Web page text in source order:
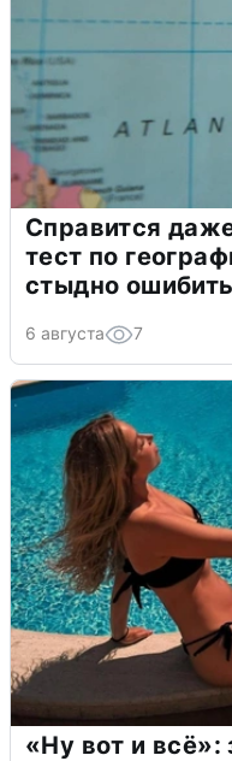
Справится
тест по
стыдно
6 августа 7
«Ну вот и